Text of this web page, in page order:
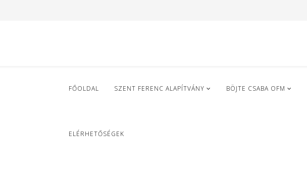
FŐOLDAL SZENT FERENC ALAPÍTVÁNY BÖJTE CSABA OFM
ELÉRHETŐSÉGEK